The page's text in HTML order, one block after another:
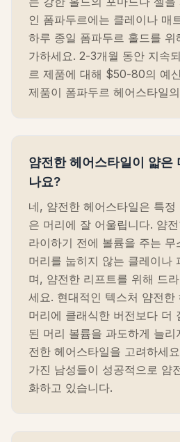
인 폼파두르에는 클레이나 매
하루 종일 폼파두르 홀드를 위
가하세요. 2-3개월 동안 지속
르 제품에 대해 $50-80의 예
제품이 폼파두르 헤어스타일
얌전한 헤어스타일이 얇은
나요?
네, 얌전한 헤어스타일은 특
은 머리에 잘 어울립니다. 얌
라이하기 전에 볼륨을 주는
머리를 눕히지 않는 클레이나
며, 얌전한 리프트를 위해 드
세요. 현대적인 텍스처 얌전한
머리에 클래식한 버전보다 더
된 머리 볼륨을 과도하게 늘
전한 헤어스타일을 고려하세
가진 남성들이 성공적으로 얌
화하고 있습니다.